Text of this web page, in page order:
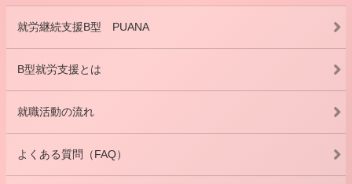
就労継続支援B型 PUANA
B型就労支援とは
就職活動の流れ
よくある質問（FAQ）